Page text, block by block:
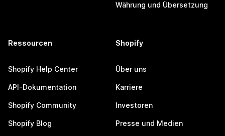
Währung und Übersetzung
Ressourcen
Shopify Help Center
API-Dokumentation
Shopify Community
Shopify Blog
Shopify
Über uns
Karriere
Investoren
Presse und Medien